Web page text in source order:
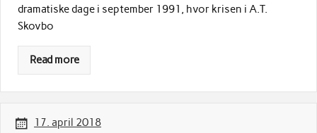
dramatiske dage i september 1991, hvor krisen i A.T.
Skovbo
Read more
17. april 2018